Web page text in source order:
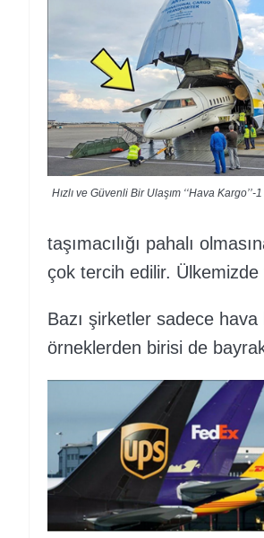
Hızlı ve Güvenli Bir Ulaşım ‘‘Hava Kargo’’-1
taşımacılığı pahalı
çok tercih edilir. Ülkemizde
Bazı şirketler sadece
örneklerden birisi de bayrak